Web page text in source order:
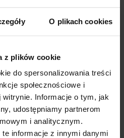
O plikach cookies
z plików cookie
do spersonalizowania treści
społecznościowe i
Informacje o tym, jak
udostępniamy partnerom
i analitycznym.
te informacje z innymi danymi